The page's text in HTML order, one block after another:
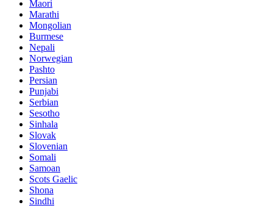
Maori
Marathi
Mongolian
Burmese
Nepali
Norwegian
Pashto
Persian
Punjabi
Serbian
Sesotho
Sinhala
Slovak
Slovenian
Somali
Samoan
Scots Gaelic
Shona
Sindhi